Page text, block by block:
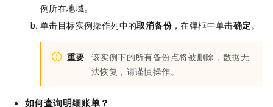
例所在地域。
单击目标实例操作列中的取消备份，在弹框中单击确定 。
重要 该实例下的所有备份点将被删除，数据无
法恢复，请谨慎操作。
如何查询明细账单？